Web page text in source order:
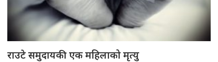
राउटे समुदायकी एक महिलाको मृत्यु